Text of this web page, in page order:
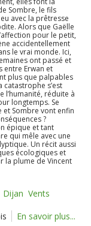
Sombre, le fils
eu avec la prêtresse
Alors que Gaëlle
pour le petit,
accidentellement
le vrai monde. Ici,
ont passé et
entre Erwan et
plus que palpables
catastrophe s’est
l’humanité, réduite à
longtemps. Se
et Sombre vont enfin
?
épique et tant
qui mêle avec une
Un récit aussi
écologiques et
la plume de Vincent
Dijan Vents
En savoir plus...